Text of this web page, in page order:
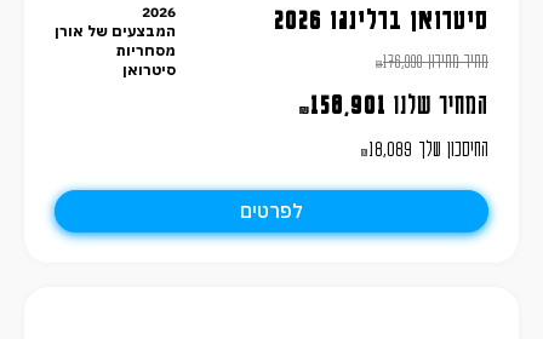
סיטרואן ברלינגו 2026
מחיר מחירון ₪176,990
המחיר שלנו ₪158,901
החיסכון שלך ₪18,089
2026
המבצעים של אורן
מסחריות
סיטרואן
לפרטים